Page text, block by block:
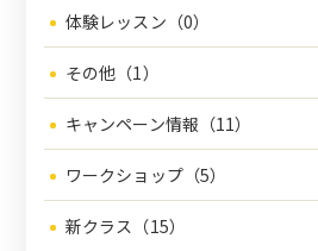
体験レッスン（0）
その他（1）
キャンペーン情報（11）
ワークショップ（5）
新クラス（15）